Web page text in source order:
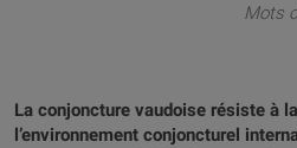
Mots
La conjoncture vaudoise résiste à
l’environnement conjoncturel